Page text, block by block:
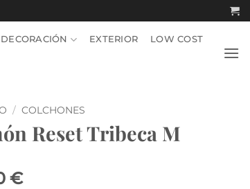
DECORACIÓN EXTERIOR LOW COST
/ COLCHONES
Reset Tribeca M
€